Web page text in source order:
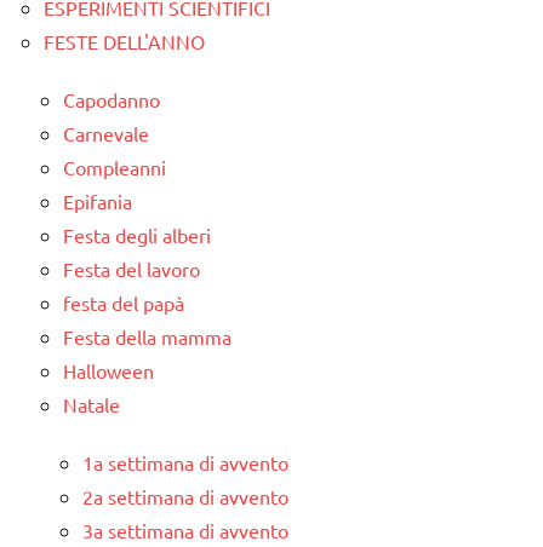
ESPERIMENTI SCIENTIFICI
FESTE DELL'ANNO
Capodanno
Carnevale
Compleanni
Epifania
Festa degli alberi
Festa del lavoro
festa del papà
Festa della mamma
Halloween
Natale
1a settimana di avvento
2a settimana di avvento
3a settimana di avvento